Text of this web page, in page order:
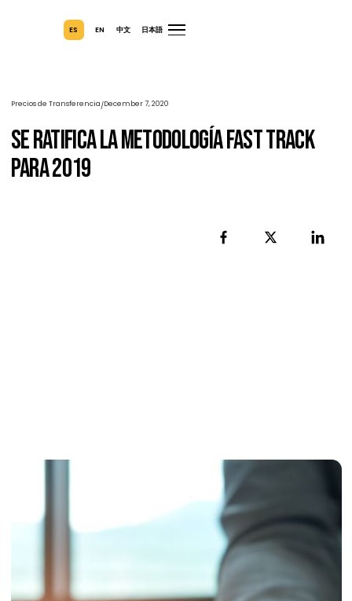
中文 日本語
Se Ratifica La Metodología Fast Track
Para 2019